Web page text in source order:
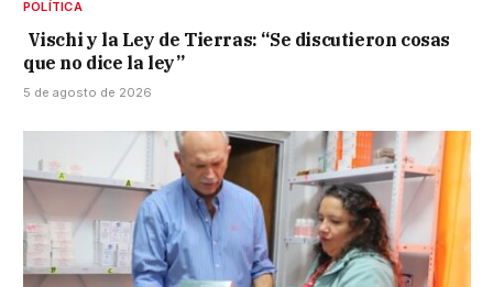
POLÍTICA
Vischi y la Ley de Tierras: “Se discutieron cosas
que no dice la ley”
5 de agosto de 2026